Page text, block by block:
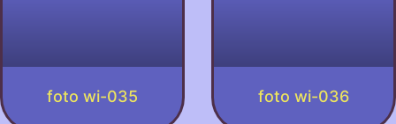
foto wi-035 foto wi-036